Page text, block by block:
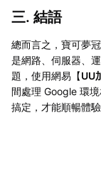
三. 結語
總而言之，寶可夢
是網路、伺服器、
題，使用網易【UU
間處理 Google 環
搞定，才能順暢體